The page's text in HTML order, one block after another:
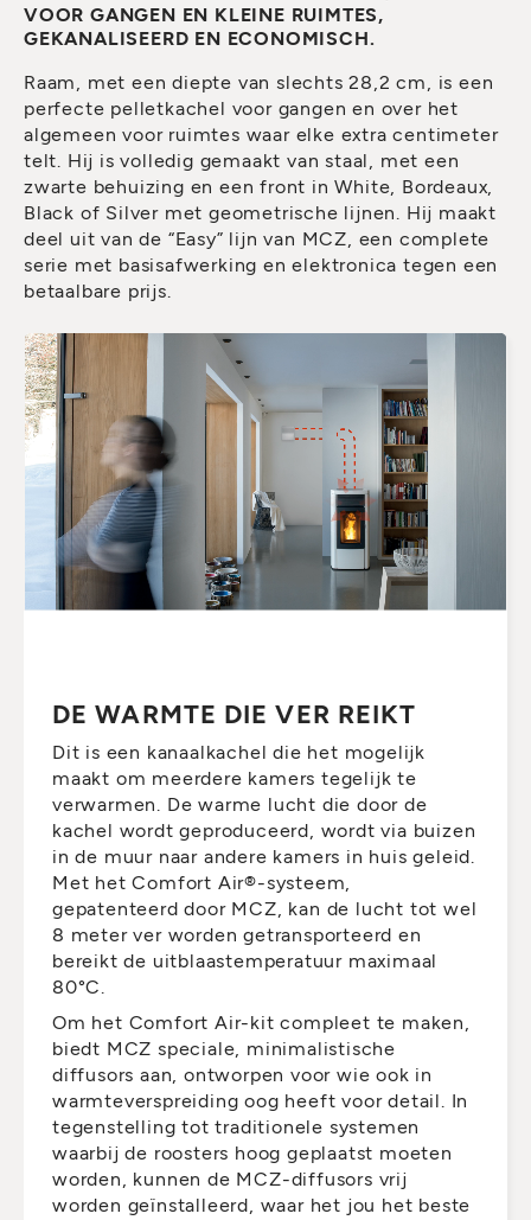
VOOR GANGEN EN KLEINE RUIMTES,
GEKANALISEERD EN ECONOMISCH.
Raam, met een diepte van slechts 28,2 cm, is een
perfecte pelletkachel voor gangen en over het
algemeen voor ruimtes waar elke extra centimeter
telt. Hij is volledig gemaakt van staal, met een
zwarte behuizing en een front in White, Bordeaux,
Black of Silver met geometrische lijnen. Hij maakt
deel uit van de “Easy” lijn van MCZ, een complete
serie met basisafwerking en elektronica tegen een
betaalbare prijs.
DE WARMTE DIE VER REIKT
Dit is een kanaalkachel die het mogelijk
maakt om meerdere kamers tegelijk te
verwarmen. De warme lucht die door de
kachel wordt geproduceerd, wordt via buizen
in de muur naar andere kamers in huis geleid.
Met het Comfort Air®-systeem,
gepatenteerd door MCZ, kan de lucht tot wel
8 meter ver worden getransporteerd en
bereikt de uitblaastemperatuur maximaal
80°C.
Om het Comfort Air-kit compleet te maken,
biedt MCZ speciale, minimalistische
diffusors aan, ontworpen voor wie ook in
warmteverspreiding oog heeft voor detail. In
tegenstelling tot traditionele systemen
waarbij de roosters hoog geplaatst moeten
worden, kunnen de MCZ-diffusors vrij
worden geïnstalleerd, waar het jou het beste